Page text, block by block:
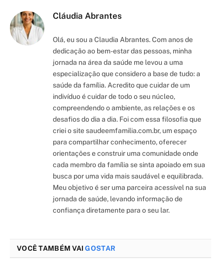
Cláudia Abrantes
Olá, eu sou a Claudia Abrantes. Com anos de
dedicação ao bem-estar das pessoas, minha
jornada na área da saúde me levou a uma
especialização que considero a base de tudo: a
saúde da família. Acredito que cuidar de um
indivíduo é cuidar de todo o seu núcleo,
compreendendo o ambiente, as relações e os
desafios do dia a dia. Foi com essa filosofia que
criei o site saudeemfamilia.com.br, um espaço
para compartilhar conhecimento, oferecer
orientações e construir uma comunidade onde
cada membro da família se sinta apoiado em sua
busca por uma vida mais saudável e equilibrada.
Meu objetivo é ser uma parceira acessível na sua
jornada de saúde, levando informação de
confiança diretamente para o seu lar.
VOCÊ TAMBÉM VAIGOSTAR